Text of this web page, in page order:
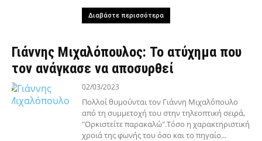
Διαβάστε περισσότερα
Γιάννης Μιχαλόπουλος: Το ατύχημα που
τον ανάγκασε να αποσυρθεί
02/03/2023
Πολλοί θυμούνται τον Γιάννη Μιχαλόπουλο
από τη συμμετοχή του στην τηλεοπτική σειρά,
"Ορκιστείτε παρακαλώ".Τόσο η χαρακτηριστική
χροιά της φωνής του όσο και το πηγαίο...